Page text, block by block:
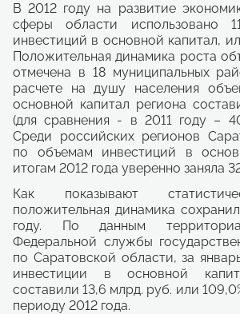
В 2012 году на развитие
сферы области использовано
инвестиций в основной капитал,
Положительная динамика роста
отмечена в 18 муниципальных
расчете на душу населения
основной капитал региона
(для сравнения - в 2011 году –
Среди российских регионов
по объемам инвестиций в
итогам 2012 года уверенно заняла
Как показывают
положительная динамика
году. По данным
Федеральной службы
по Саратовской области, за
инвестиции в основной
составили 13,6 млрд. руб. или
периоду 2012 года.